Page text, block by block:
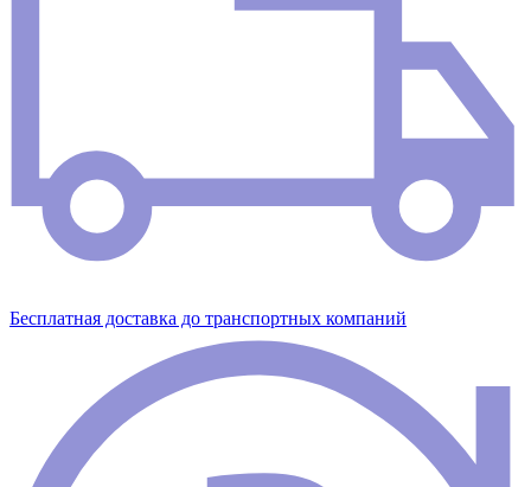
Бесплатная доставка до транспортных компаний